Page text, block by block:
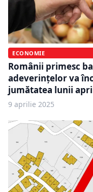
ECONOMIE
Românii primesc
adeverințelor va
jumătatea lunii
9 aprilie 2025